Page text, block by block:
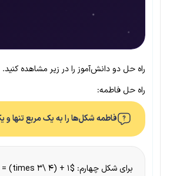
راه حل دو دانش‌آموز را در زیر مشاهده
راه حل فاطمه:
فاطمه شکل‌ها را به یک مربع تنها
برای شکل چهارم: $۱ + (۴ \times 3) = 1 + 12 = 13$